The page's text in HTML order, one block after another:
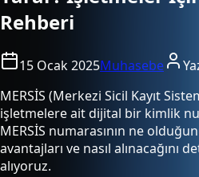
Rehberi
15 Ocak 2025Muhasebe
MERSİS (Merkezi Sicil Kayıt
işletmelere ait dijital bir kimlik
MERSİS numarasının ne
avantajları ve nasıl alınacağını
alıyoruz.